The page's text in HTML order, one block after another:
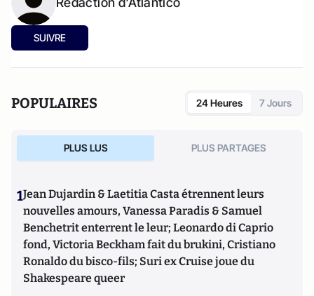
SUIVRE
POPULAIRES 24 Heures 7 Jours
PLUS LUS PLUS PARTAGES
1Jean Dujardin & Laetitia Casta étrennent leurs
nouvelles amours, Vanessa Paradis & Samuel
Benchetrit enterrent le leur; Leonardo di Caprio
fond, Victoria Beckham fait du brukini, Cristiano
Ronaldo du bisco-fils; Suri ex Cruise joue du
Shakespeare queer